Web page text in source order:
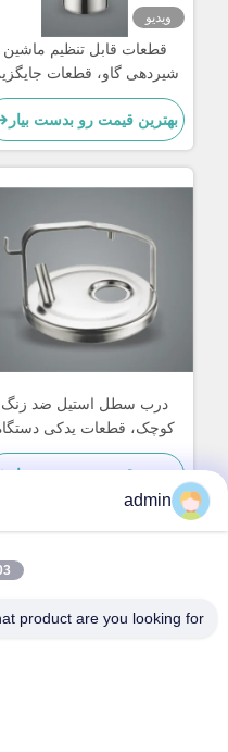
ویدیو
قطعات قابل تنظیم ماشین
شیردهی گاو، قطعات
ماشین شیردهی نوع
فنجان شیر
بهترین قیمت رو بدست بیار
درب سطل استیل ضد زنگ
کوچک، قطعات یدکی
دوشش گاو از نوع سه راهی
بهترین قیمت رو بدست بیار
admin
product are you looking for?